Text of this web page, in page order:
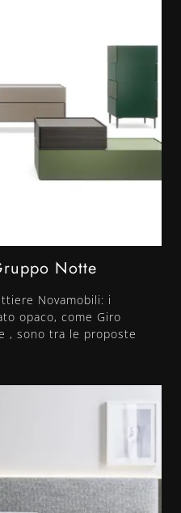
Notte
Novamobili: i
opaco, come Giro
, sono tra le proposte